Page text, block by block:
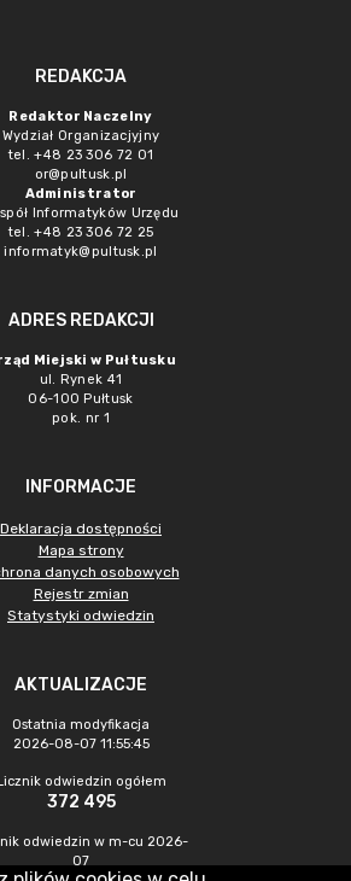
REDAKCJA
Redaktor Naczelny
Wydział Organizacjyjny
tel. +48 23 306 72 01
or@pultusk.pl
Administrator
Informatyków Urzędu
tel. +48 23 306 72 25
informatyk@pultusk.pl
ADRES REDAKCJI
Miejski w Pułtusku
ul. Rynek 41
06-100 Pułtusk
pok. nr 1
INFORMACJE
Deklaracja dostępności
Mapa strony
danych osobowych
Rejestr zmian
Statystyki odwiedzin
AKTUALIZACJE
Ostatnia modyfikacja
2026-08-07 11:55:45
odwiedzin ogółem
372 495
odwiedzin w m-cu 2026-
07